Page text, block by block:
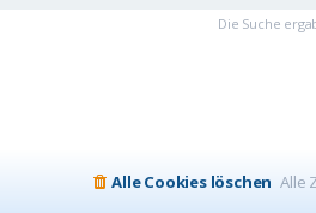
Die Suche
Alle
Alle Cookies löschen